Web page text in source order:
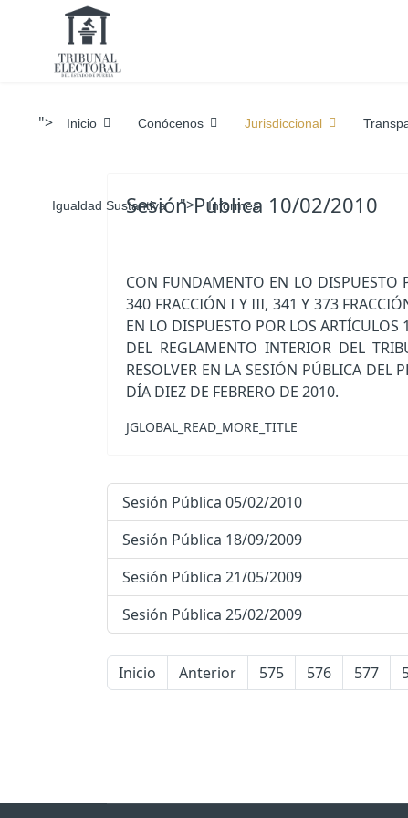
"> Inicio Conócenos Jurisdiccional
Igualdad Sustantiva "> Informes
Sesión Pública 10/02/2010
CON FUNDAMENTO EN LO DISPUESTO
340 FRACCIÓN I Y III, 341 Y 373
EN LO DISPUESTO POR LOS
DEL REGLAMENTO INTERIOR DEL
RESOLVER EN LA SESIÓN PÚBLICA DEL
DÍA DIEZ DE FEBRERO DE 2010.
JGLOBAL_READ_MORE_TITLE
Sesión Pública 05/02/2010
Sesión Pública 18/09/2009
Sesión Pública 21/05/2009
Sesión Pública 25/02/2009
Inicio Anterior 575 576 577